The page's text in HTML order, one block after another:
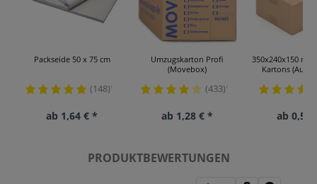
Packseide 50 x 75 cm
(148)¹
ab 1,64 € *
Umzugskarton Profi
(Movebox)
(433)¹
ab 1,28 € *
350x240x150
Kartons
ab 0,53
PRODUKTBEWERTUNGEN